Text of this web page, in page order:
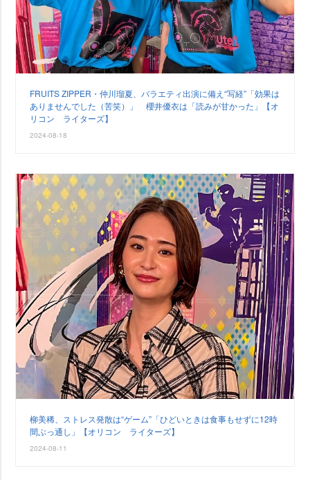
FRUITS ZIPPER・仲川瑠夏、バラエティ出演に備え“写経”「効果は
ありませんでした（苦笑）」 櫻井優衣は「読みが甘かった」【オ
リコン ライターズ】
2024-08-18
柳美稀、ストレス発散は“ゲーム”「ひどいときは食事もせずに12時
間ぶっ通し」【オリコン ライターズ】
2024-08-11